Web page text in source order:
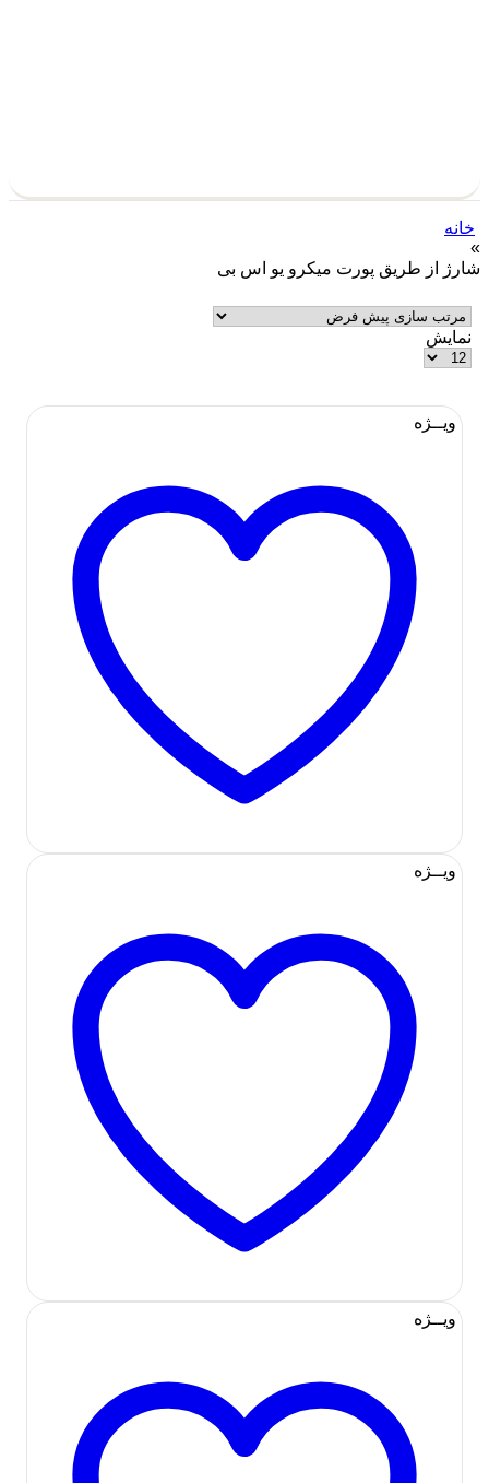
از طریق پورت میکرو یو اس بی
ویــژه
افزودن به لیست علاقه مندی ها
ویــژه
افزودن به لیست علاقه مندی ها
ویــژه